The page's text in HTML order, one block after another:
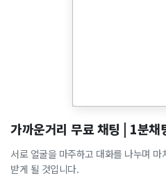
가까운거리 무료 채팅 | 1분채
서로 얼굴을 마주하고 대화를 나누며
받게 될 것입니다.